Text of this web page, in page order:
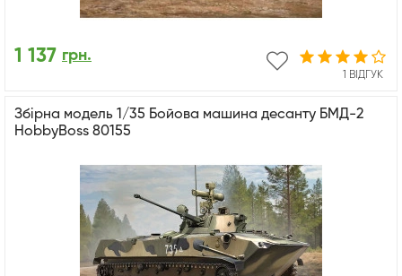
1 ВІДГУК
1 137 грн.
Збірна модель 1/35 Бойова машина десанту БМД-2
HobbyBoss 80155